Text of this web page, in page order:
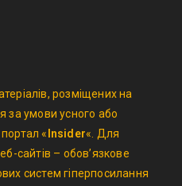
розміщених на
за умови усного або
« Insider«. Для
сайтів – обов’язкове
систем гіперпосилання